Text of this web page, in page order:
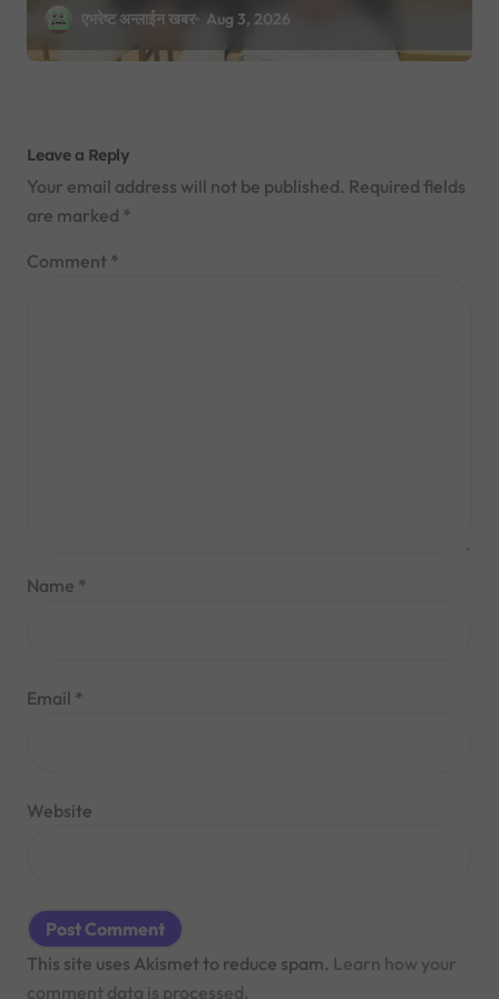
२९ मा नयाँ राजनीतिक यात्राको घोषणा तयारी!
एभरेष्ट अन्लाईन खबर Aug 3, 2026
Leave a Reply
Your email address will not be published. Required fields
are marked *
Comment *
Name *
Email *
Website
This site uses Akismet to reduce spam. Learn how your
comment data is processed.